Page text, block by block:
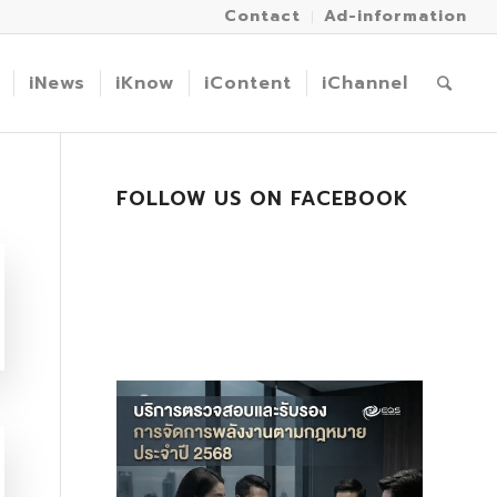
Contact Ad-information
iNews iKnow iContent iChannel
FOLLOW US ON FACEBOOK